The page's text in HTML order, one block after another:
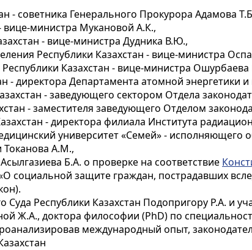
- советника Генерального Прокурора Адамова
вице-министра Мукановой А.К.,
- вице-министра Дудника В.Ю.,
Республики Казахстан - вице-министра
Казахстан - вице-министра Ошурбаева
- директора Департамента атомной энергетики
- заведующего сектором Отдела
- заместителя заведующего Отделом
- директора филиала Института
университет «Семей» - исполняющего
Токанова А.М.,
Б.А. о проверке на соответствие
социальной защите граждан, пострадавших
Республики Казахстан Подопригору Р.А. и
Ж.А., доктора философии (PhD) по
международный опыт,